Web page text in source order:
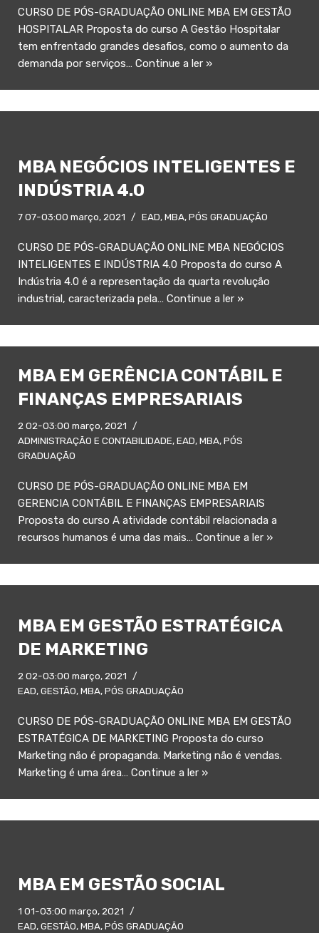
CURSO DE PÓS-GRADUAÇÃO ONLINE MBA EM GESTÃO
HOSPITALAR Proposta do curso A Gestão Hospitalar
tem enfrentado grandes desafios, como o aumento da
demanda por serviços… Continue a ler »
MBA NEGÓCIOS INTELIGENTES E
INDÚSTRIA 4.0
7 07-03:00 março, 2021 EAD,MBA,PÓS GRADUAÇÃO
CURSO DE PÓS-GRADUAÇÃO ONLINE MBA NEGÓCIOS
INTELIGENTES E INDÚSTRIA 4.0 Proposta do curso A
Indústria 4.0 é a representação da quarta revolução
industrial, caracterizada pela… Continue a ler »
MBA EM GERÊNCIA CONTÁBIL E
FINANÇAS EMPRESARIAIS
2 02-03:00 março, 2021
ADMINISTRAÇÃO E CONTABILIDADE,EAD,MBA,PÓS
GRADUAÇÃO
CURSO DE PÓS-GRADUAÇÃO ONLINE MBA EM
GERENCIA CONTÁBIL E FINANÇAS EMPRESARIAIS
Proposta do curso A atividade contábil relacionada a
recursos humanos é uma das mais… Continue a ler »
MBA EM GESTÃO ESTRATÉGICA
DE MARKETING
2 02-03:00 março, 2021
EAD,GESTÃO,MBA,PÓS GRADUAÇÃO
CURSO DE PÓS-GRADUAÇÃO ONLINE MBA EM GESTÃO
ESTRATÉGICA DE MARKETING Proposta do curso
Marketing não é propaganda. Marketing não é vendas.
Marketing é uma área… Continue a ler »
MBA EM GESTÃO SOCIAL
1 01-03:00 março, 2021
EAD,GESTÃO,MBA,PÓS GRADUAÇÃO